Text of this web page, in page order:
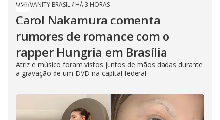
VANITY BRASIL/ HÁ 3 HORAS
Carol Nakamura comenta
rumores de romance com o
rapper Hungria em Brasília
Atriz e músico foram vistos juntos de mãos dadas durante
a gravação de um DVD na capital federal